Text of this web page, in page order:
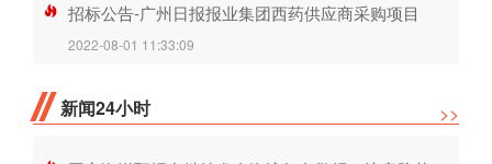
招标公告-广州日报报业集团西药供应商采购项目
2022-08-01 11:33:09
新闻24小时 >>